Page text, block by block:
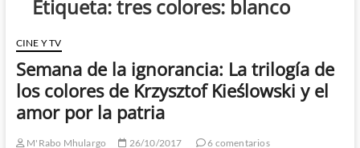
Etiqueta:tres colores: blanco
CINE Y TV
Semana de la ignorancia: La trilogía de
los colores de Krzysztof Kieślowski y el
amor por la patria
M'Rabo Mhulargo 26/10/2017
6 comentarios